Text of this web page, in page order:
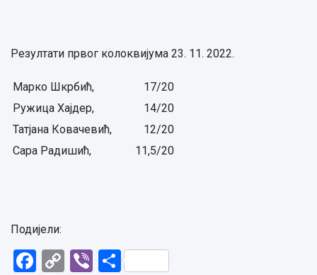
Резултати првог колоквијума 23. 11. 2022.
Марко Шкрбић,
17/20
Ружица Хајдер,
14/20
Татјана Ковачевић,
12/20
Сара Радишић,
11,5/20
Подијели:
Facebook
CopyViberShare